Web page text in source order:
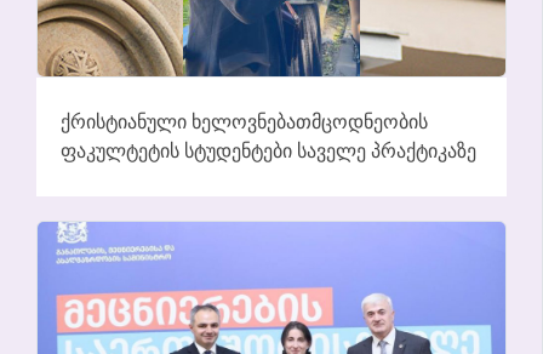
ᲥᲠᲘᲡᲢᲘᲐᲜᲣᲚᲘ ᲮᲔᲚᲝᲕᲜᲔᲑᲐᲗᲛᲪᲝᲓᲜᲔᲝᲑᲘᲡ
ᲤᲐᲙᲣᲚᲢᲔᲢᲘᲡ ᲡᲢᲣᲓᲔᲜᲢᲔᲑᲘ ᲡᲐᲕᲔᲚᲔ ᲞᲠᲐᲥᲢᲘᲙᲐᲖᲔ